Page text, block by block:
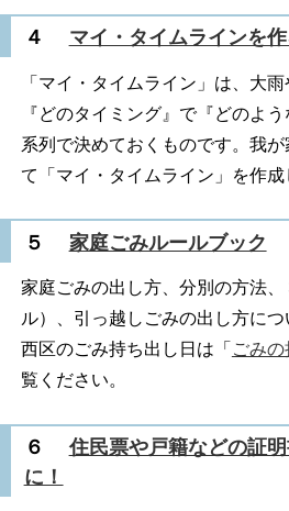
４ マイ・タイムラインを作
「マイ・タイムライン」は、大
『どのタイミング』で『どのよ
系列で決めておくものです。我
て「マイ・タイムライン」を作成
５ 家庭ごみルールブック
家庭ごみの出し方、分別の方法
ル）、引っ越しごみの出し方につ
西区のごみ持ち出し日は「 ごみ
覧ください。
６住民票や戸籍などの証
に！